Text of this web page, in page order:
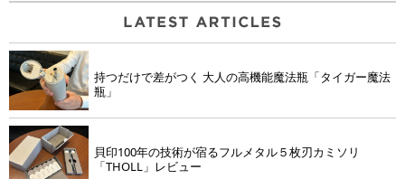
持つだけで差がつく 大人の高機能魔法瓶「タイガー魔法
瓶」
貝印100年の技術が宿るフルメタル５枚刃カミソリ
「THOLL」レビュー